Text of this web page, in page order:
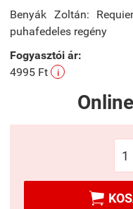
Benyák Zoltán:
puhafedeles regény
Fogyasztói ár:
4995 Ft
i
